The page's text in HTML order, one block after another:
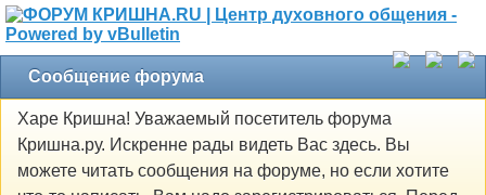
Сообщение форума
Харе Кришна! Уважаемый посетитель форума
Кришна.ру. Искренне рады видеть Вас здесь. Вы
можете читать сообщения на форуме, но если хотите